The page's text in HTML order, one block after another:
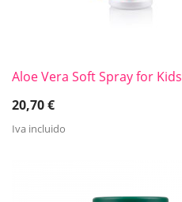
Aloe Vera Soft Spray for Kids
20,70€
Iva incluido